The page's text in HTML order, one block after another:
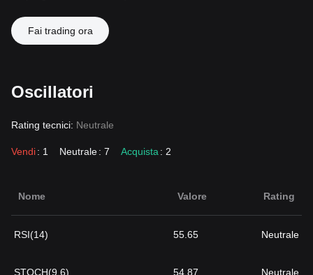
Fai trading ora
Oscillatori
Rating tecnici: Neutrale
Vendi: 1 Neutrale: 7 Acquista : 2
Nome Valore Rating
RSI(14) 55.65 Neutrale
STOCH(9,6) 54.87 Neutrale